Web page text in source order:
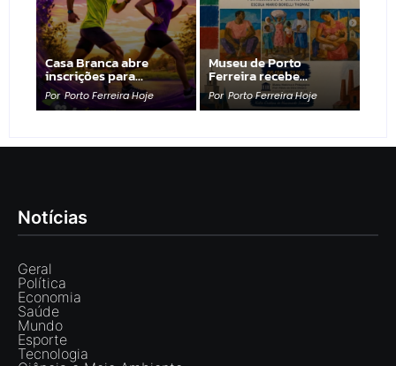
Casa Branca abre
inscrições para…
Por Porto Ferreira Hoje
Museu de Porto
Ferreira recebe…
Por Porto Ferreira Hoje
Notícias
Geral
Política
Economia
Saúde
Mundo
Esporte
Tecnologia